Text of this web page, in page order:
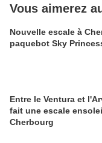
Vous aimerez
Nouvelle escale à
paquebot Sky
Entre le Ventura et
fait une escale
Cherbourg